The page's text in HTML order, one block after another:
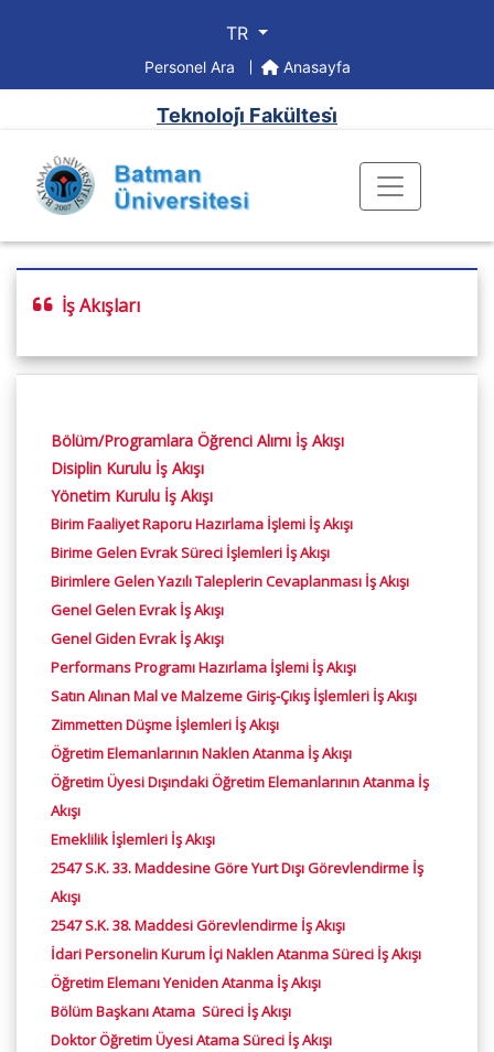
TR
Personel Ara Anasayfa
Teknoloji̇ Fakültesi̇
İş Akışları
Bölüm/Programlara Öğrenci Alımı İş Akışı
Disiplin Kurulu İş Akışı
Yönetim Kurulu İş Akışı
Birim Faaliyet Raporu Hazırlama İşlemi İş Akışı
Birime Gelen Evrak Süreci İşlemleri İş Akışı
Birimlere Gelen Yazılı Taleplerin Cevaplanması İş Akışı
Genel Gelen Evrak İş Akışı
Genel Giden Evrak İş Akışı
Performans Programı Hazırlama İşlemi İş Akışı
Satın Alınan Mal ve Malzeme Giriş-Çıkış İşlemleri İş Akışı
Zimmetten Düşme İşlemleri İş Akışı
Öğretim Elemanlarının Naklen Atanma İş Akışı
Öğretim Üyesi Dışındaki Öğretim Elemanlarının Atanma İş
Akışı
Emeklilik İşlemleri İş Akışı
2547 S.K. 33. Maddesine Göre Yurt Dışı Görevlendirme İş
Akışı
2547 S.K. 38. Maddesi Görevlendirme İş Akışı
İdari Personelin Kurum İçi Naklen Atanma Süreci İş Akışı
Öğretim Elemanı Yeniden Atanma İş Akışı
Bölüm Başkanı Atama Süreci İş Akışı
Doktor Öğretim Üyesi Atama Süreci İş Akışı